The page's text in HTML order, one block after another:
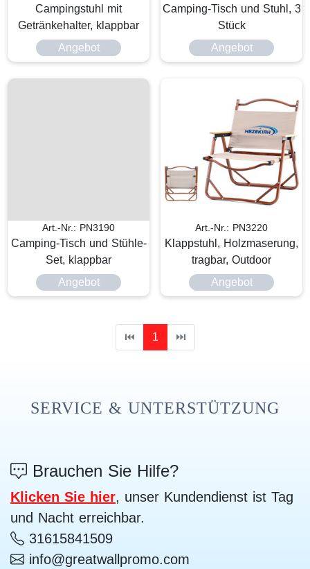
Campingstuhl mit
Getränkehalter, klappbar
Angebot
Camping-Tisch und Stuhl, 3
Stück
Angebot
Art.-Nr.: PN3190
Camping-Tisch und Stühle-
Set, klappbar
Angebot
Art.-Nr.: PN3220
Klappstuhl, Holzmaserung,
tragbar, Outdoor
Angebot
⏮ 1 ⏭
SERVICE & UNTERSTÜTZUNG
Brauchen Sie Hilfe?
Klicken Sie hier, unser Kundendienst ist Tag
und Nacht erreichbar.
31615841509
info@greatwallpromo.com